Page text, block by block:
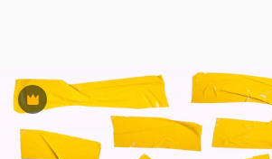
Премиум